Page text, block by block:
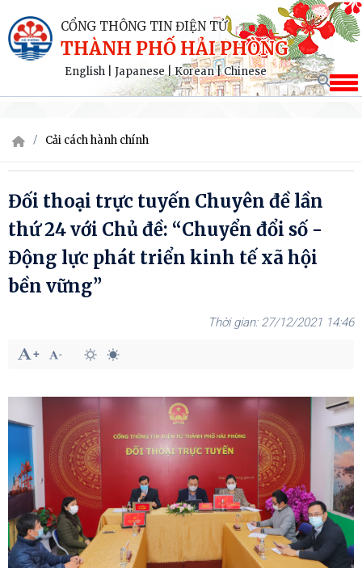
CỔNG THÔNG TIN ĐIỆN TỬ
THÀNH PHỐ HẢI PHÒNG
English Japanese|Korean|Chinese
Cải cách hành chính
Đối thoại trực tuyến Chuyên đề lần
thứ 24 với Chủ đề: “Chuyển đổi số -
Động lực phát triển kinh tế xã hội
bền vững”
27/12/2021 14:46